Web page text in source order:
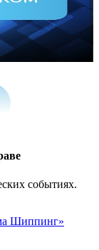
событиях.
Шиппинг»